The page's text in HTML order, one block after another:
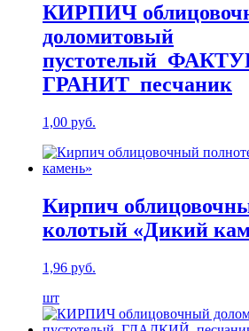
КИРПИЧ
доломитовый
ГРАНИТ_песчаник
1,00 руб.
Кирпич
колотый «Дикий
1,96 руб.
шт